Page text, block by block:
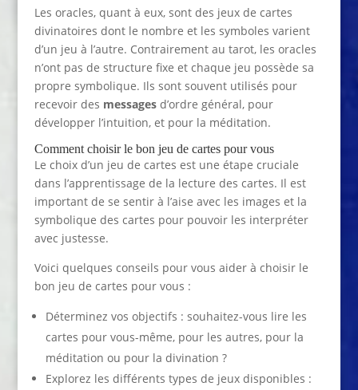
Les oracles, quant à eux, sont des jeux de cartes
divinatoires dont le nombre et les symboles varient
d’un jeu à l’autre. Contrairement au tarot, les oracles
n’ont pas de structure fixe et chaque jeu possède sa
propre symbolique. Ils sont souvent utilisés pour
recevoir des messagesd’ordre général, pour
développer l’intuition, et pour la méditation.
Comment choisir le bon jeu de cartes pour vous
Le choix d’un jeu de cartes est une étape cruciale
dans l’apprentissage de la lecture des cartes. Il est
important de se sentir à l’aise avec les images et la
symbolique des cartes pour pouvoir les interpréter
avec justesse.
Voici quelques conseils pour vous aider à choisir le
bon jeu de cartes pour vous :
Déterminez vos objectifs : souhaitez-vous lire les
cartes pour vous-même, pour les autres, pour la
méditation ou pour la divination ?
Explorez les différents types de jeux disponibles :